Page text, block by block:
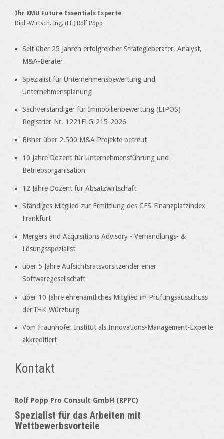
Ihr KMU Future Essentials Experte
Dipl.-Wirtsch. Ing. (FH) Rolf Popp
Seit über 25 Jahren erfolgreicher Strategieberater, Analyst,
M&A-Berater
Spezialist für Unternehmensbewertung und
Unternehmensplanung
Sachverständiger für Immobilienbewertung (EIPOS)
Registrier-Nr. 1221FLG-215-2026
Bisher über 2.500 M&A Projekte betreut
10 Jahre Dozent für Unternehmensführung und
Betriebsorganisation
12 Jahre Dozent für Absatzwirtschaft
Ständiges Mitglied zur Ermittlung des CFS-Finanzplatzindex
Frankfurt
Mergers and Acquisitions Advisory - Verhandlungs- &
Lösungsspezialist
über 5 Jahre Aufsichtsratsvorsitzender einer
Softwaregesellschaft
über 10 Jahre ehrenamtliches Mitglied im Prüfungsausschuss
der IHK-Würzburg
Vom Fraunhofer Institut als Innovations-Management-Experte
akkreditiert
Kontakt
Rolf Popp Pro Consult GmbH (RPPC)
Spezialist für das Arbeiten mit
Wettbewerbsvorteile